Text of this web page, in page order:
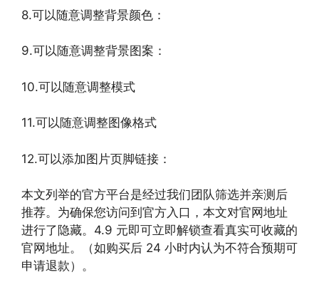
8.可以随意调整背景颜色：
9.可以随意调整背景图案：
10.可以随意调整模式
11.可以随意调整图像格式
12.可以添加图片页脚链接：
本文列举的官方平台是经过我们团队筛选并亲测后
推荐。为确保您访问到官方入口，本文对官网地址
进行了隐藏。4.9 元即可立即解锁查看真实可收藏的
官网地址。（如购买后 24 小时内认为不符合预期可
申请退款）。